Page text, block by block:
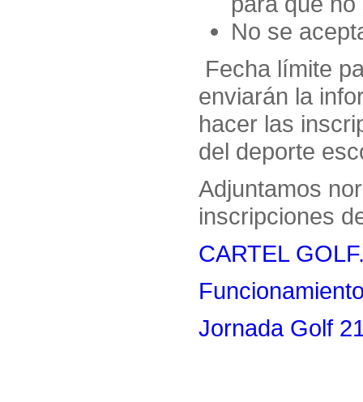
No se
Fecha límite
enviarán la
hacer las
del deporte
Adjuntamos
inscripciones
CARTEL
Jornada Golf